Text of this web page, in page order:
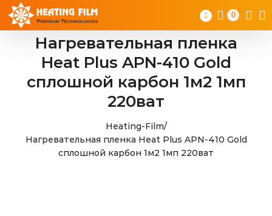
Skip
content
0
Нагревательная пленка
Heat Plus APN-410 Gold
сплошной карбон 1м2 1мп
220ват
Heating-Film/
Нагревательная пленка Heat Plus APN-410 Gold
сплошной карбон 1м2 1мп 220ват